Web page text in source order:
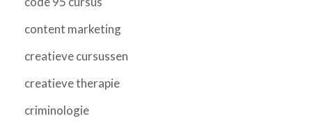
content marketing
creatieve cursussen
creatieve therapie
criminologie